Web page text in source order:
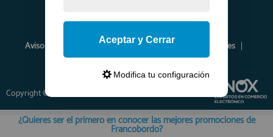
Aviso Legal Política de Privacidad
Política de Cookies
Envíos y Devoluciones
Opiniones
Copyright © 2026 www.francobordo.com
Aceptar y Cerrar
Modifica tu configuración
¿Quieres ser el primero en conocer las mejores promociones de
Francobordo?